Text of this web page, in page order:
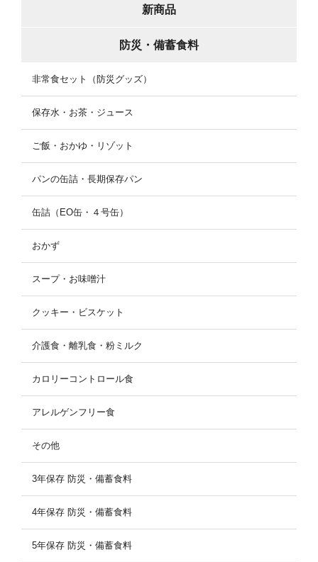
新商品
防災・備蓄食料
非常食セット（防災グッズ）
保存水・お茶・ジュース
ご飯・おかゆ・リゾット
パンの缶詰・長期保存パン
缶詰（EO缶・４号缶）
おかず
スープ・お味噌汁
クッキー・ビスケット
介護食・離乳食・粉ミルク
カロリーコントロール食
アレルゲンフリー食
その他
3年保存 防災・備蓄食料
4年保存 防災・備蓄食料
5年保存 防災・備蓄食料